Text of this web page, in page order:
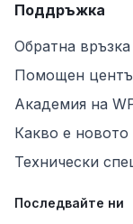
Поддръжка
Обратна връзка
Помощен
Академия на
Какво е новото
Технически
Последвайте ни